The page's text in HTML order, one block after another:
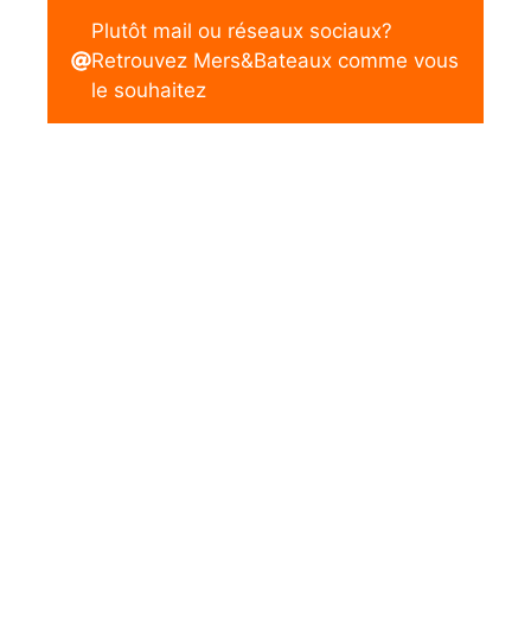
Plutôt mail ou réseaux sociaux?
Retrouvez Mers&Bateaux comme vous
le souhaitez